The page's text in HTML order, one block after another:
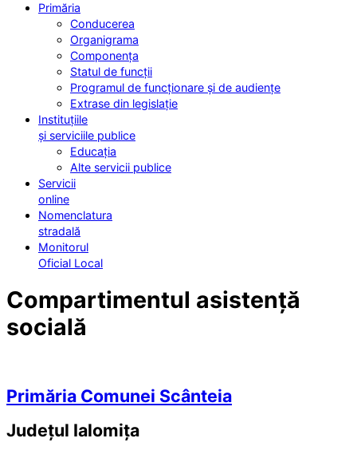
Primăria
Conducerea
Organigrama
Componența
Statul de funcții
Programul de funcționare și de audiențe
Extrase din legislație
Instituțiile
și serviciile publice
Educația
Alte servicii publice
Servicii
online
Nomenclatura
stradală
Monitorul
Oficial Local
Compartimentul asistență
socială
Primăria Comunei Scânteia
Județul Ialomița